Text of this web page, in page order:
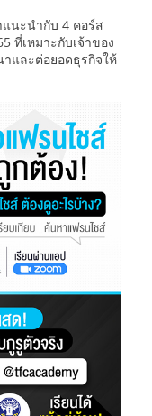
นะนำกับ 4 คอร์ส
ที่เหมาะกับเจ้าของ
และต่อยอดธุรกิจให้